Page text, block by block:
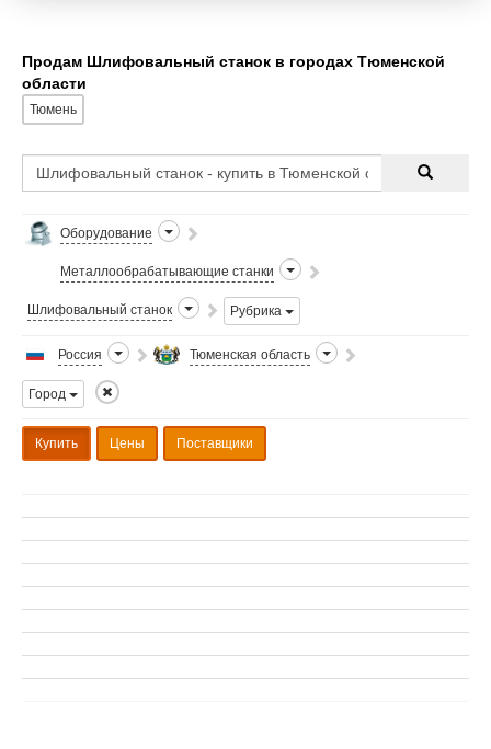
Продам Шлифовальный станок в городах Тюменской
области
Тюмень
Оборудование
Металлообрабатывающие станки
Шлифовальный станок Рубрика
Россия Тюменская область
Город
Купить Цены Поставщики